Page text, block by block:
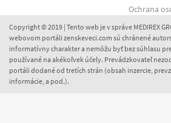
Ochrana
Copyright © 2019 | Tento web je v správe MEDIREX
webovom portáli zenskeveci.com sú chránené
informatívny charakter a nemôžu byť bez súhlasu
používané na akékoľvek účely. Prevádzkovateľ
portáli dodané od tretích strán (obsah inzercie,
informácie, a pod.).